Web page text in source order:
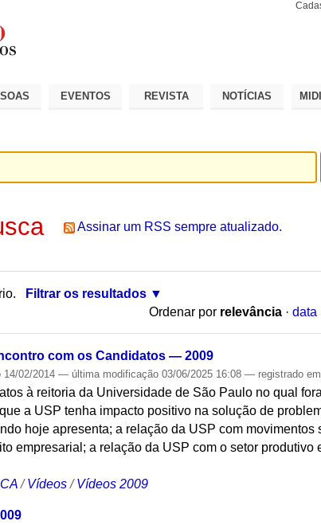
EVENTOS REVISTA NOTÍCIAS
Assinar um RSS sempre atualizado.
Filtrar os resultados
Ordenar por relevância · data
com os Candidatos — 2009
14/02/2014— última modificação 03/06/2025 16:08— registrado
à reitoria da Universidade de São Paulo no qual
a USP tenha impacto positivo na solução de
hoje apresenta; a relação da USP com
empresarial; a relação da USP com o setor
/Vídeos /Vídeos 2009